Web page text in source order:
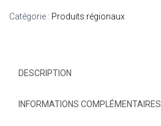
Catégorie : Produits régionaux
DESCRIPTION
INFORMATIONS COMPLÉMENTAIRES